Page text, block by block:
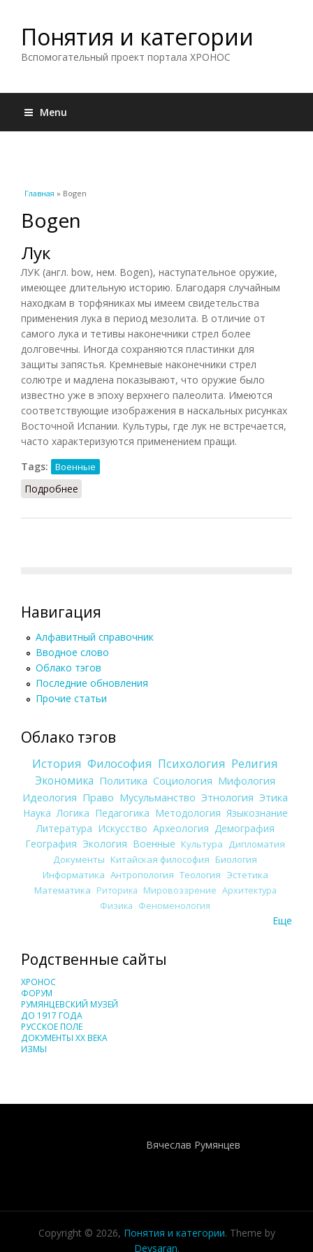
Понятия и категории
Вспомогательный проект портала ХРОНОС
Menu
Вы здесь
Главная » Bogen
Bogen
Лук
ЛУК (англ. bow, нем. Bogen), наступательное оружие,
имеющее длительную историю. Благодаря случайным
находкам в торфяниках мы имеем свидетельства
применения лука в период мезолита. В отличие от
самого лука и тетивы наконечники стрел более
долговечны. Иногда сохраняются пластинки для
защиты запястья. Кремневые наконечники стрел
солютре и мадлена показывают, что оружие было
известно уже в эпоху верхнего палеолита. Имеются
соответствующие изображения в наскальных рисунках
Восточной Испании. Культуры, где лук не встречается,
часто характеризуются применением пращи.
Tags:
Военные
Подробнее
Навигация
Алфавитный справочник
Вводное слово
Облако тэгов
Последние обновления
Прочие статьи
Облако тэгов
История Философия Психология Религия
Экономика Политика Социология Мифология
Идеология Право Мусульманство Этнология Этика
Наука Логика Педагогика Методология Языкознание
Литература Искусство Археология Демография
География Экология Военные Культура
Дипломатия
Документы Китайская философия Биология
Информатика Антропология Теология Эстетика
Математика Риторика Мировоззрение Архитектура
Физика Феноменология
Еще
Родственные сайты
ХРОНОС
ФОРУМ
РУМЯНЦЕВСКИЙ МУЗЕЙ
ДО 1917 ГОДА
РУССКОЕ ПОЛЕ
ДОКУМЕНТЫ XX ВЕКА
ИЗМЫ
Вячеслав Румянцев
Copyright © 2026, Понятия и категории. Theme by
Devsaran.